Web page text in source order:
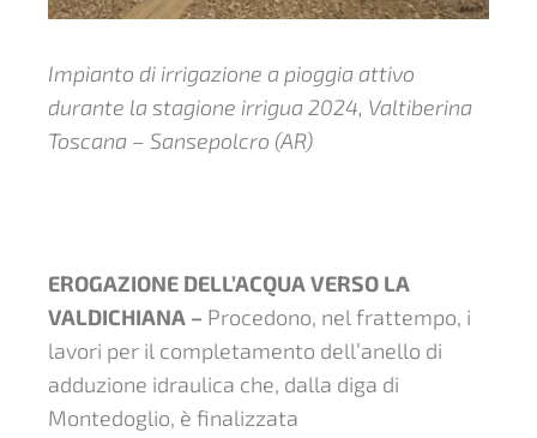
Impianto di irrigazione a pioggia attivo
durante la stagione irrigua 2024, Valtiberina
Toscana – Sansepolcro (AR)
EROGAZIONE DELL’ACQUA VERSO LA
VALDICHIANA – Procedono, nel frattempo, i
lavori per il completamento dell’anello di
adduzione idraulica che, dalla diga di
Montedoglio, è finalizzata